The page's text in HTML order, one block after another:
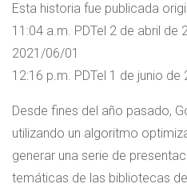
Esta historia fue publicada
11:04 a.m. PDTel 2 de abril de
2021/06/01
12:16 p.m. PDTel 1 de junio de
Desde fines del año pasado,
utilizando un algoritmo
generar una serie de
temáticas de las bibliotecas